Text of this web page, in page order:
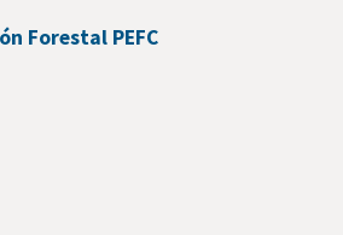
Forestal PEFC